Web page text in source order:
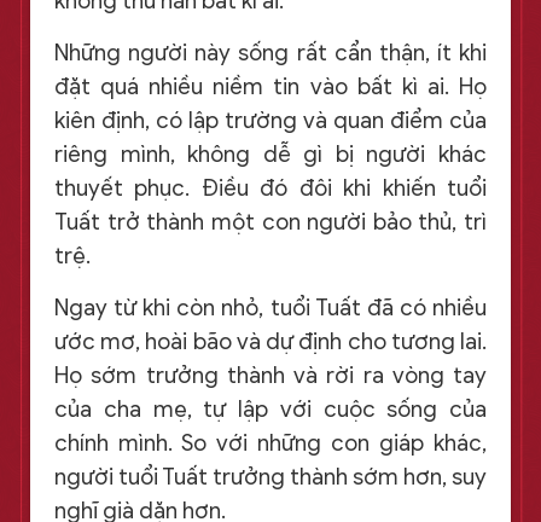
Những người này sống rất cẩn thận, ít khi
đặt quá nhiều niềm tin vào bất kì ai. Họ
kiên định, có lập trường và quan điểm của
riêng mình, không dễ gì bị người khác
thuyết phục. Điều đó đôi khi khiến tuổi
Tuất trở thành một con người bảo thủ, trì
trệ.
Ngay từ khi còn nhỏ, tuổi Tuất đã có nhiều
ước mơ, hoài bão và dự định cho tương lai.
Họ sớm trưởng thành và rời ra vòng tay
của cha mẹ, tự lập với cuộc sống của
chính mình. So với những con giáp khác,
người tuổi Tuất trưởng thành sớm hơn, suy
nghĩ già dặn hơn.